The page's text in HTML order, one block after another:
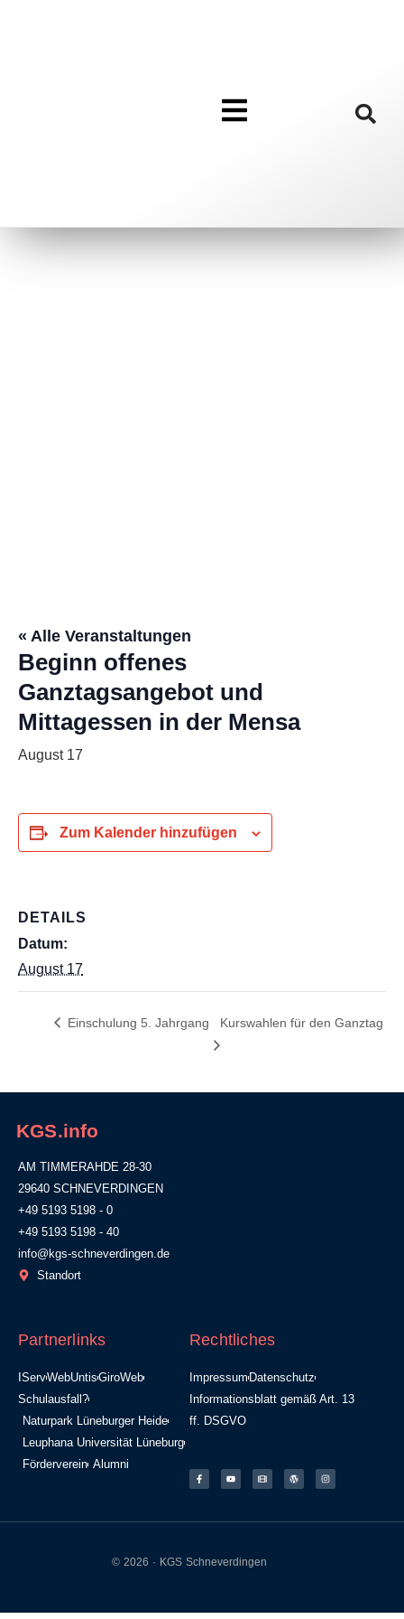
« Alle Veranstaltungen
Beginn offenes
Ganztagsangebot und
Mittagessen in der Mensa
August 17
Zum Kalender hinzufügen
DETAILS
Datum:
August 17
Einschulung 5. Jahrgang Kurswahlen für den Ganztag
KGS.info
AM TIMMERAHDE 28-30
29640 SCHNEVERDINGEN
+49 5193 5198 - 0
+49 5193 5198 - 40
info@kgs-schneverdingen.de
Standort
Partnerlinks
IServWebUntisGiroWeb
Schulausfall?
Naturpark Lüneburger Heide
Leuphana Universität Lüneburg
Förderverein Alumni
Rechtliches
Impressum Datenschutz
Informationsblatt gemäß Art. 13
ff. DSGVO
© 2026 · KGS Schneverdingen